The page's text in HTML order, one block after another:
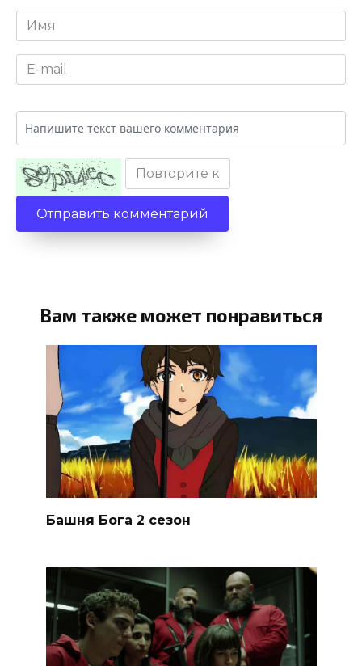
Имя
*
E-
mail
Вам также может понравиться
Башня Бога 2 сезон